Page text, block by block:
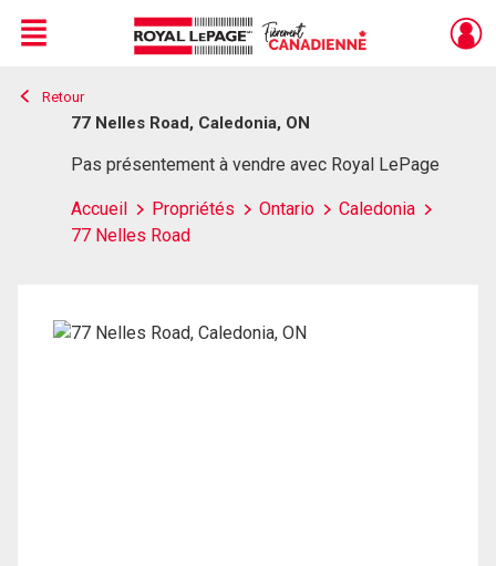
Live
En Direct
Menu
Retour
77 Nelles Road, Caledonia, ON
Pas présentement à vendre avec Royal LePage
Accueil Propriétés Ontario
Caledonia
77 Nelles Road